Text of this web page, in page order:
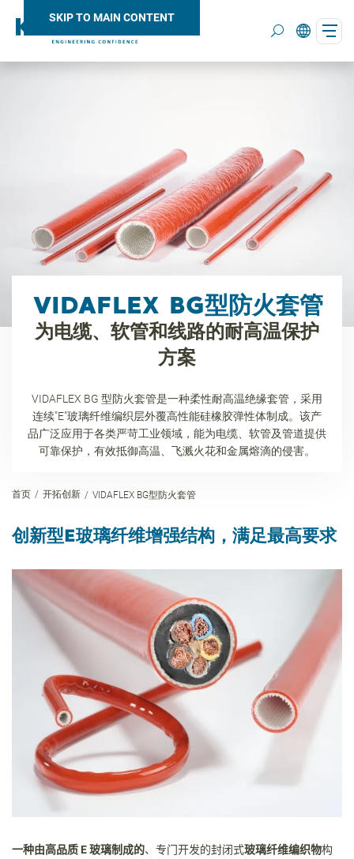
SKIP TO MAIN CONTENT
VIDAFLEX BG型防火套管
为电缆、软管和线路的耐高温保护
方案
VIDAFLEX BG 型防火套管是一种柔性耐高温绝缘套管，采用
连续"E"玻璃纤维编织层外覆高性能硅橡胶弹性体制成。该产
品广泛应用于各类严苛工业领域，能为电缆、软管及管道提供
可靠保护，有效抵御高温、飞溅火花和金属熔滴的侵害。
首页 开拓创新 VIDAFLEX BG型防火套管
创新型E玻璃纤维增强结构，满足最高要求
一种由高品质 E玻璃制成的、专门开发的封闭式玻璃纤维编织物构